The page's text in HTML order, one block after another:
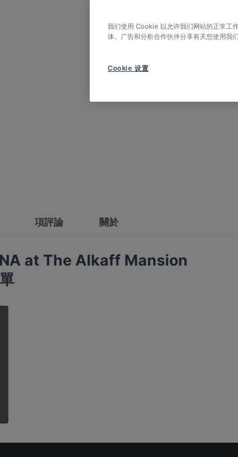
項評論 關於
at The Alkaff Mansion
我们使用 Cookie 以允许我们网站的正常工
体、广告和分析合作伙伴分享有关您使用我
Cookie 设置